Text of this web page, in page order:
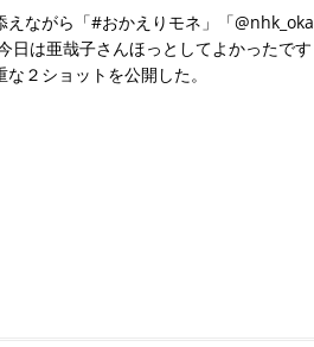
えながら「#おかえりモネ」「@nhk_oka
は亜哉子さんほっとしてよかったです
２ショットを公開した。